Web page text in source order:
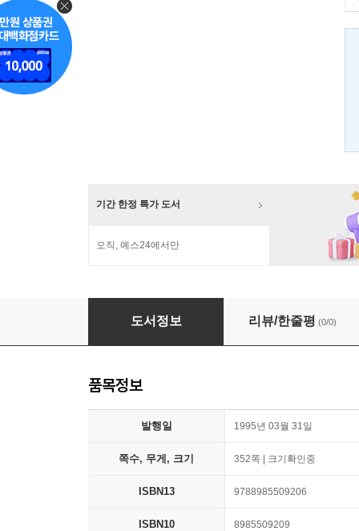
기간 한정 특가 도서
오직, 예스24에서만
직장 혁명 시대의 자기 경영
도서정보 리뷰/한줄평 (0/0)
품목정보
발행일 1995년 03월 31일
쪽수, 무게, 크기 352쪽 | 크기확인중
ISBN13 9788985509206
ISBN10 8985509209